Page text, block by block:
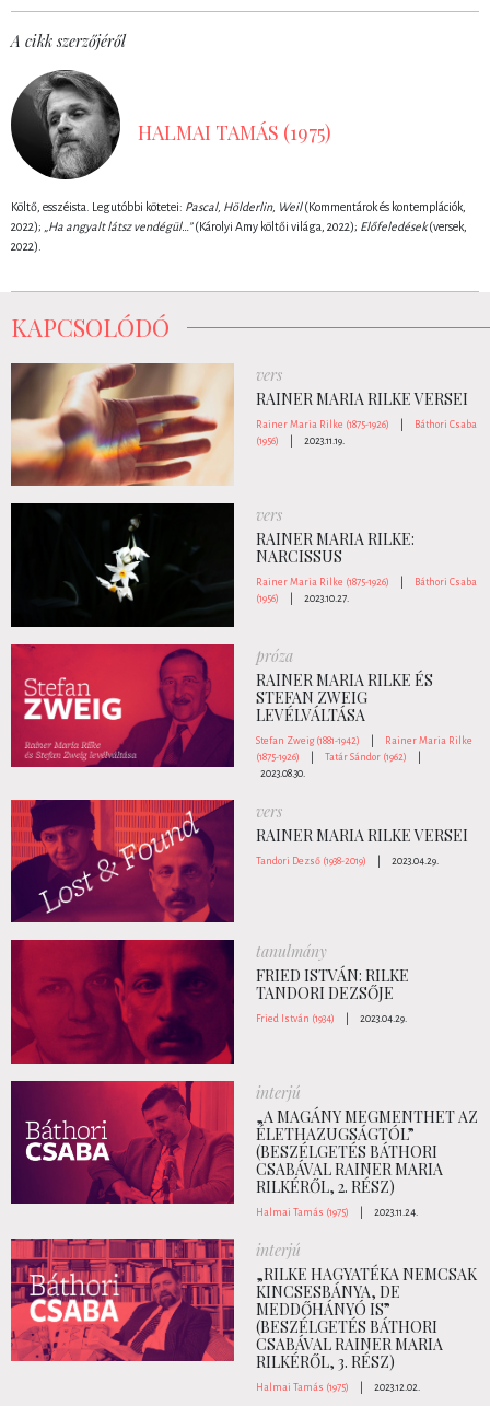
A cikk szerzőjéről
HALMAI TAMÁS (1975)
Költő, esszéista. Legutóbbi kötetei: Pascal, Hölderlin, Weil(Kommentárok és kontemplációk,
2022);
„Ha angyalt látsz vendégül…”(Károlyi Amy költői világa, 2022); Előfeledések(versek,
2022).
KAPCSOLÓDÓ
vers
RAINER MARIA RILKE VERSEI
Rainer Maria Rilke (1875-1926)
Báthori Csaba
(1956)
2023.11.19.
vers
RAINER MARIA RILKE:
NARCISSUS
Rainer Maria Rilke (1875-1926)
Báthori Csaba
(1956)
2023.10.27.
próza
RAINER MARIA RILKE ÉS
STEFAN ZWEIG
LEVÉLVÁLTÁSA
Stefan Zweig (1881-1942)
Rainer Maria Rilke
(1875-1926)
Tatár Sándor (1962)
2023.08.30.
vers
RAINER MARIA RILKE VERSEI
Tandori Dezső (1938-2019) 2023.04.29.
tanulmány
FRIED ISTVÁN: RILKE
TANDORI DEZSŐJE
Fried István (1934) 2023.04.29.
interjú
„A MAGÁNY MEGMENTHET AZ
ÉLETHAZUGSÁGTÓL”
(BESZÉLGETÉS BÁTHORI
CSABÁVAL RAINER MARIA
RILKÉRŐL, 2. RÉSZ)
Halmai Tamás (1975) 2023.11.24.
interjú
„RILKE HAGYATÉKA NEMCSAK
KINCSESBÁNYA, DE
MEDDŐHÁNYÓ IS”
(BESZÉLGETÉS BÁTHORI
CSABÁVAL RAINER MARIA
RILKÉRŐL, 3. RÉSZ)
Halmai Tamás (1975) 2023.12.02.